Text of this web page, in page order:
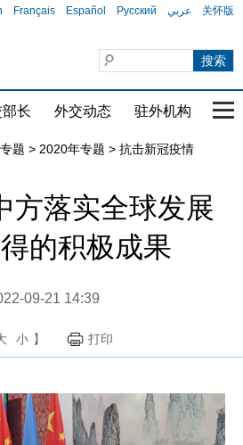
Français Español Русский عربي 关怀版
长 外交动态 驻外机构 国
题 > 2020年专题 > 抗击新冠疫情
方落实全球发展
的积极成果
09-21 14:39
小 】 打印